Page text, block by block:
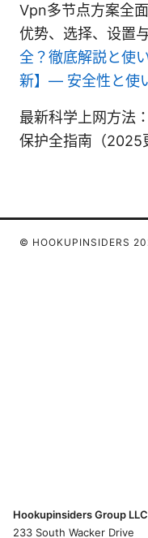
Vpn多节点方案全
优势、选择、设置
全？徹底解説と使
新】— 安全性と使
最新科学上网方法
保护全指南（2025
© HOOKUPINSIDERS
Hookupinsiders Group LLC
233 South Wacker Drive